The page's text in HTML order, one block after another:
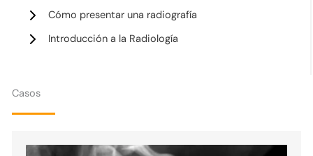
Cómo presentar una radiografía
Introducción a la Radiología
Casos